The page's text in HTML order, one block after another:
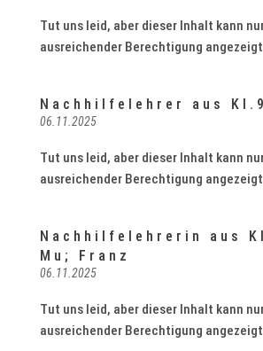
Tut uns leid, aber dieser Inhalt kann
ausreichender Berechtigung
Nachhilfelehrer aus
06.11.2025
Tut uns leid, aber dieser Inhalt kann
ausreichender Berechtigung
Nachhilfelehrerin aus
Mu; Franz
06.11.2025
Tut uns leid, aber dieser Inhalt kann
ausreichender Berechtigung